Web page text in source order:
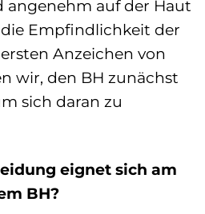
auf der Haut
Empfindlichkeit der
Anzeichen von
wir, den BH zunächst
sich daran zu
eignet sich am
BH?